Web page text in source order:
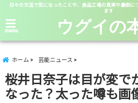
日々の生活で気になったことや、食品工場の真実や裏側に
ます
menu ウグイの
ホーム 芸能ニュース
桜井日奈子は目が変で
なった？太った噂も画